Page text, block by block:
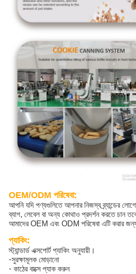
OEM/ODM পরিষেবা:
আপনি যদি পণ্যগুলিতে আপনার নিজস্ব ব্র্যান্ডের
ব্যাগ, লেবেল বা অন্য কোথাও প্রদর্শন করতে চান
আমাদের OEM এবং ODM পরিষেবা এটি করার
প্যাকিং:
স্ট্যান্ডার্ড এক্সপোর্ট প্যাকিং অনুযায়ী।
-সুরক্ষামূলক মোড়ানো
- কাঠের বাক্সে প্যাক করুন